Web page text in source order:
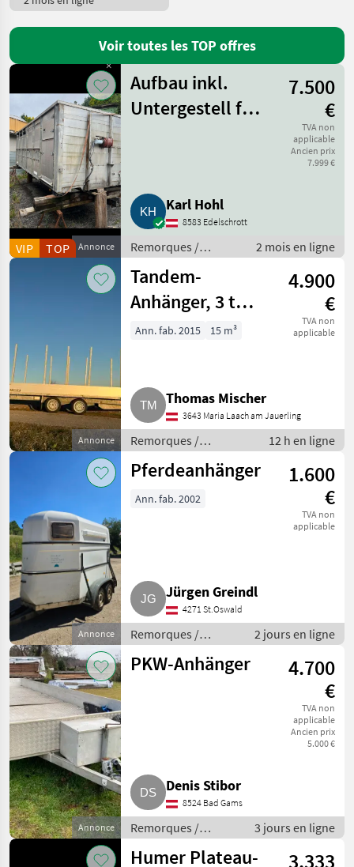
Schwarz Anhänger
15
Humer
12
Böckmann
Humbaur
7
Afficher
tous
les 32
MARKETPLACE
Marketplace
Offres des
distributeurs
Petites
annonces
Voir toutes les TOP offres
Annonce
VIP TOP
Aufbau inkl.
Untergestell für
Selberzusammenbauen
7.500
€
TVA non
applicable
Ancien prix
7.999 €
Karl Hohl
8583 Edelschrott
Remorques /
Remorques de
voitures
2 mois en ligne
Annonce
Tandem-
Anhänger, 3 t
zulässiges
4.900
€
TVA non
applicable
Ann. fab. 2015 15 m³
Thomas Mischer
3643 Maria Laach am Jauerling
Remorques /
Remorques de voitures
12 h en ligne
Annonce
Pferdeanhänger
1.600
€
TVA non
applicable
Ann. fab. 2002
Jürgen Greindl
4271 St.Oswald
Remorques /
Remorques de
voitures
2 jours en ligne
Annonce
PKW-Anhänger
4.700
€
TVA non
applicable
Ancien prix
5.000 €
Denis Stibor
8524 Bad Gams
Remorques /
Remorques de
voitures
3 jours en ligne
Humer Plateau-
3.333